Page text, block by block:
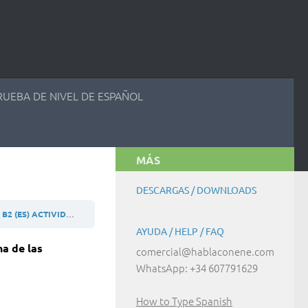
DE NIVEL DE ESPAÑOL
B2 (ES) ACTIVIDAD 9.1.7
de las
MÁS
DESCARGAS / DOWNLOADS
AYUDA / HELP / FAQ
comercial@hablaconene.com
WhatsApp: +34 607791629
How to Type Spanish